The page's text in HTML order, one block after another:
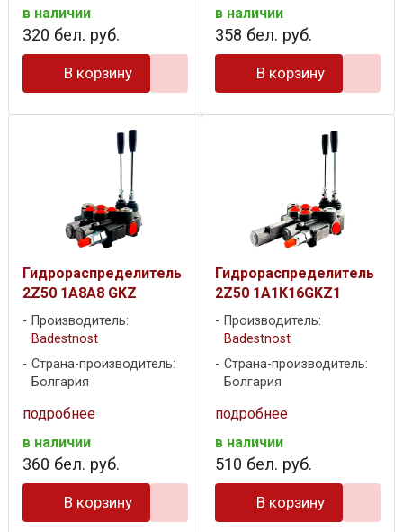
в наличии
320 бел. руб.
В корзину
в наличии
358 бел. руб.
В корзину
Гидрораспределитель
2Z50 1A8A8 GKZ
Производитель:
Badestnost
Страна-производитель:
Болгария
подробнее
в наличии
360 бел. руб.
В корзину
Гидрораспределитель
2Z50 1A1K16GKZ1
Производитель:
Badestnost
Страна-производитель:
Болгария
подробнее
в наличии
510 бел. руб.
В корзину